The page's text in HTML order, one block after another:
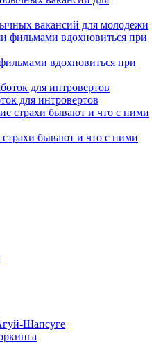
вакансий для молодежи
вдохновиться при
для интровертов
страхи бывают и что с ними
Шапсуге